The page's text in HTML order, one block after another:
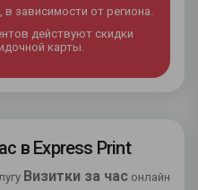
в зависимости от региона.
действуют скидки
карты.
в Express Print
Визитки за час онлайн